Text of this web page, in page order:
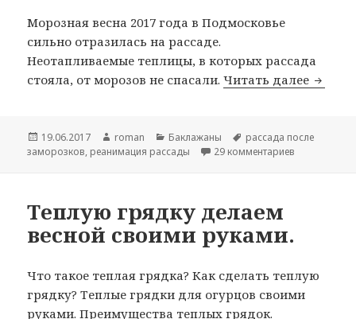
Морозная весна 2017 года в Подмосковье
сильно отразилась на рассаде.
Неотапливаемые теплицы, в которых рассада
стояла, от морозов не спасали.Читать далее Как
Опубликовано
19.06.2017 Автор
roman Рубрики
Баклажаны Метки
рассада после
заморозков, реанимация рассады 29 комментариев
Теплую грядку делаем
весной своими руками.
Что такое теплая грядка? Как сделать теплую
грядку? Теплые грядки для огурцов своими
руками. Преимущества теплых грядок.